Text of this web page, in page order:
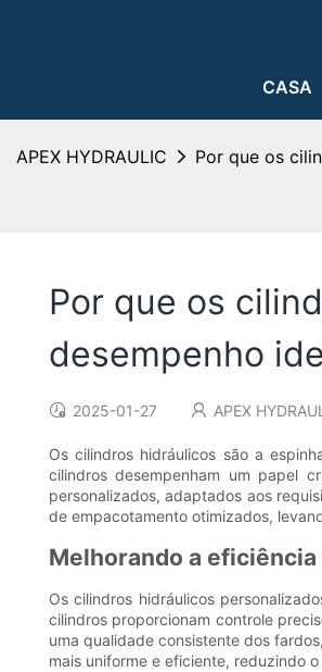
CASA
APEX HYDRAULIC Por que os
Por que os
desempenho
2025-01-27 APEX
Os cilindros hidráulicos são a
cilindros desempenham um papel
personalizados, adaptados aos
de empacotamento otimizados,
Melhorando a
Os cilindros hidráulicos
cilindros proporcionam controle
uma qualidade consistente dos
mais uniforme e eficiente, reduzindo